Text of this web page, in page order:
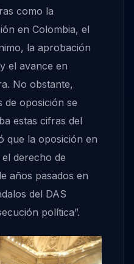
como la
en Colombia, el
la aprobación
el avance en
No obstante,
de oposición se
estas cifras del
que la oposición en
derecho de
años pasados en
del DAS
política”.